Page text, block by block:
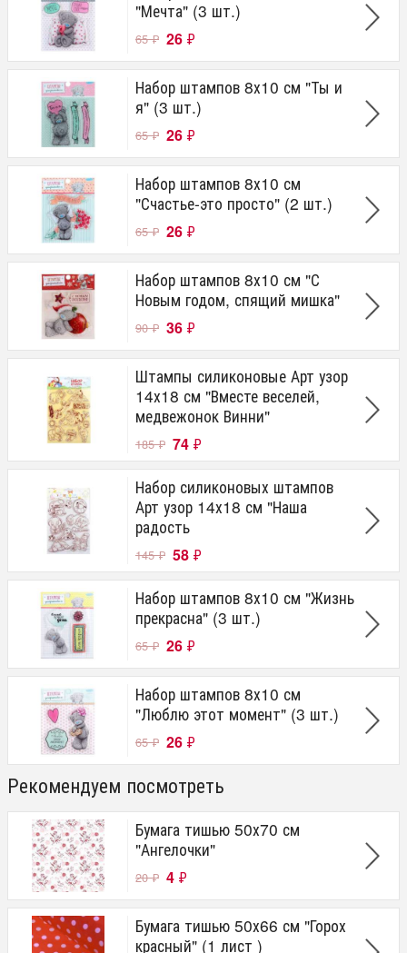
"Мечта" (3 шт.)
65₽ 26 ₽
Набор штампов 8х10 см "Ты и
я" (3 шт.)
65₽ 26 ₽
Набор штампов 8х10 см
"Счастье-это просто" (2 шт.)
65₽ 26 ₽
Набор штампов 8х10 см "С
Новым годом, спящий мишка"
90₽ 36 ₽
Штампы силиконовые Арт узор
14х18 см "Вместе веселей,
медвежонок Винни"
185₽ 74 ₽
Набор силиконовых штампов
Арт узор 14х18 см "Наша
радость
145₽ 58 ₽
Набор штампов 8х10 см "Жизнь
прекрасна" (3 шт.)
65₽ 26 ₽
Набор штампов 8х10 см
"Люблю этот момент" (3 шт.)
65₽ 26 ₽
Рекомендуем посмотреть
Бумага тишью 50х70 см
"Ангелочки"
20₽ 4 ₽
Бумага тишью 50х66 см "Горох
красный" (1 лист )